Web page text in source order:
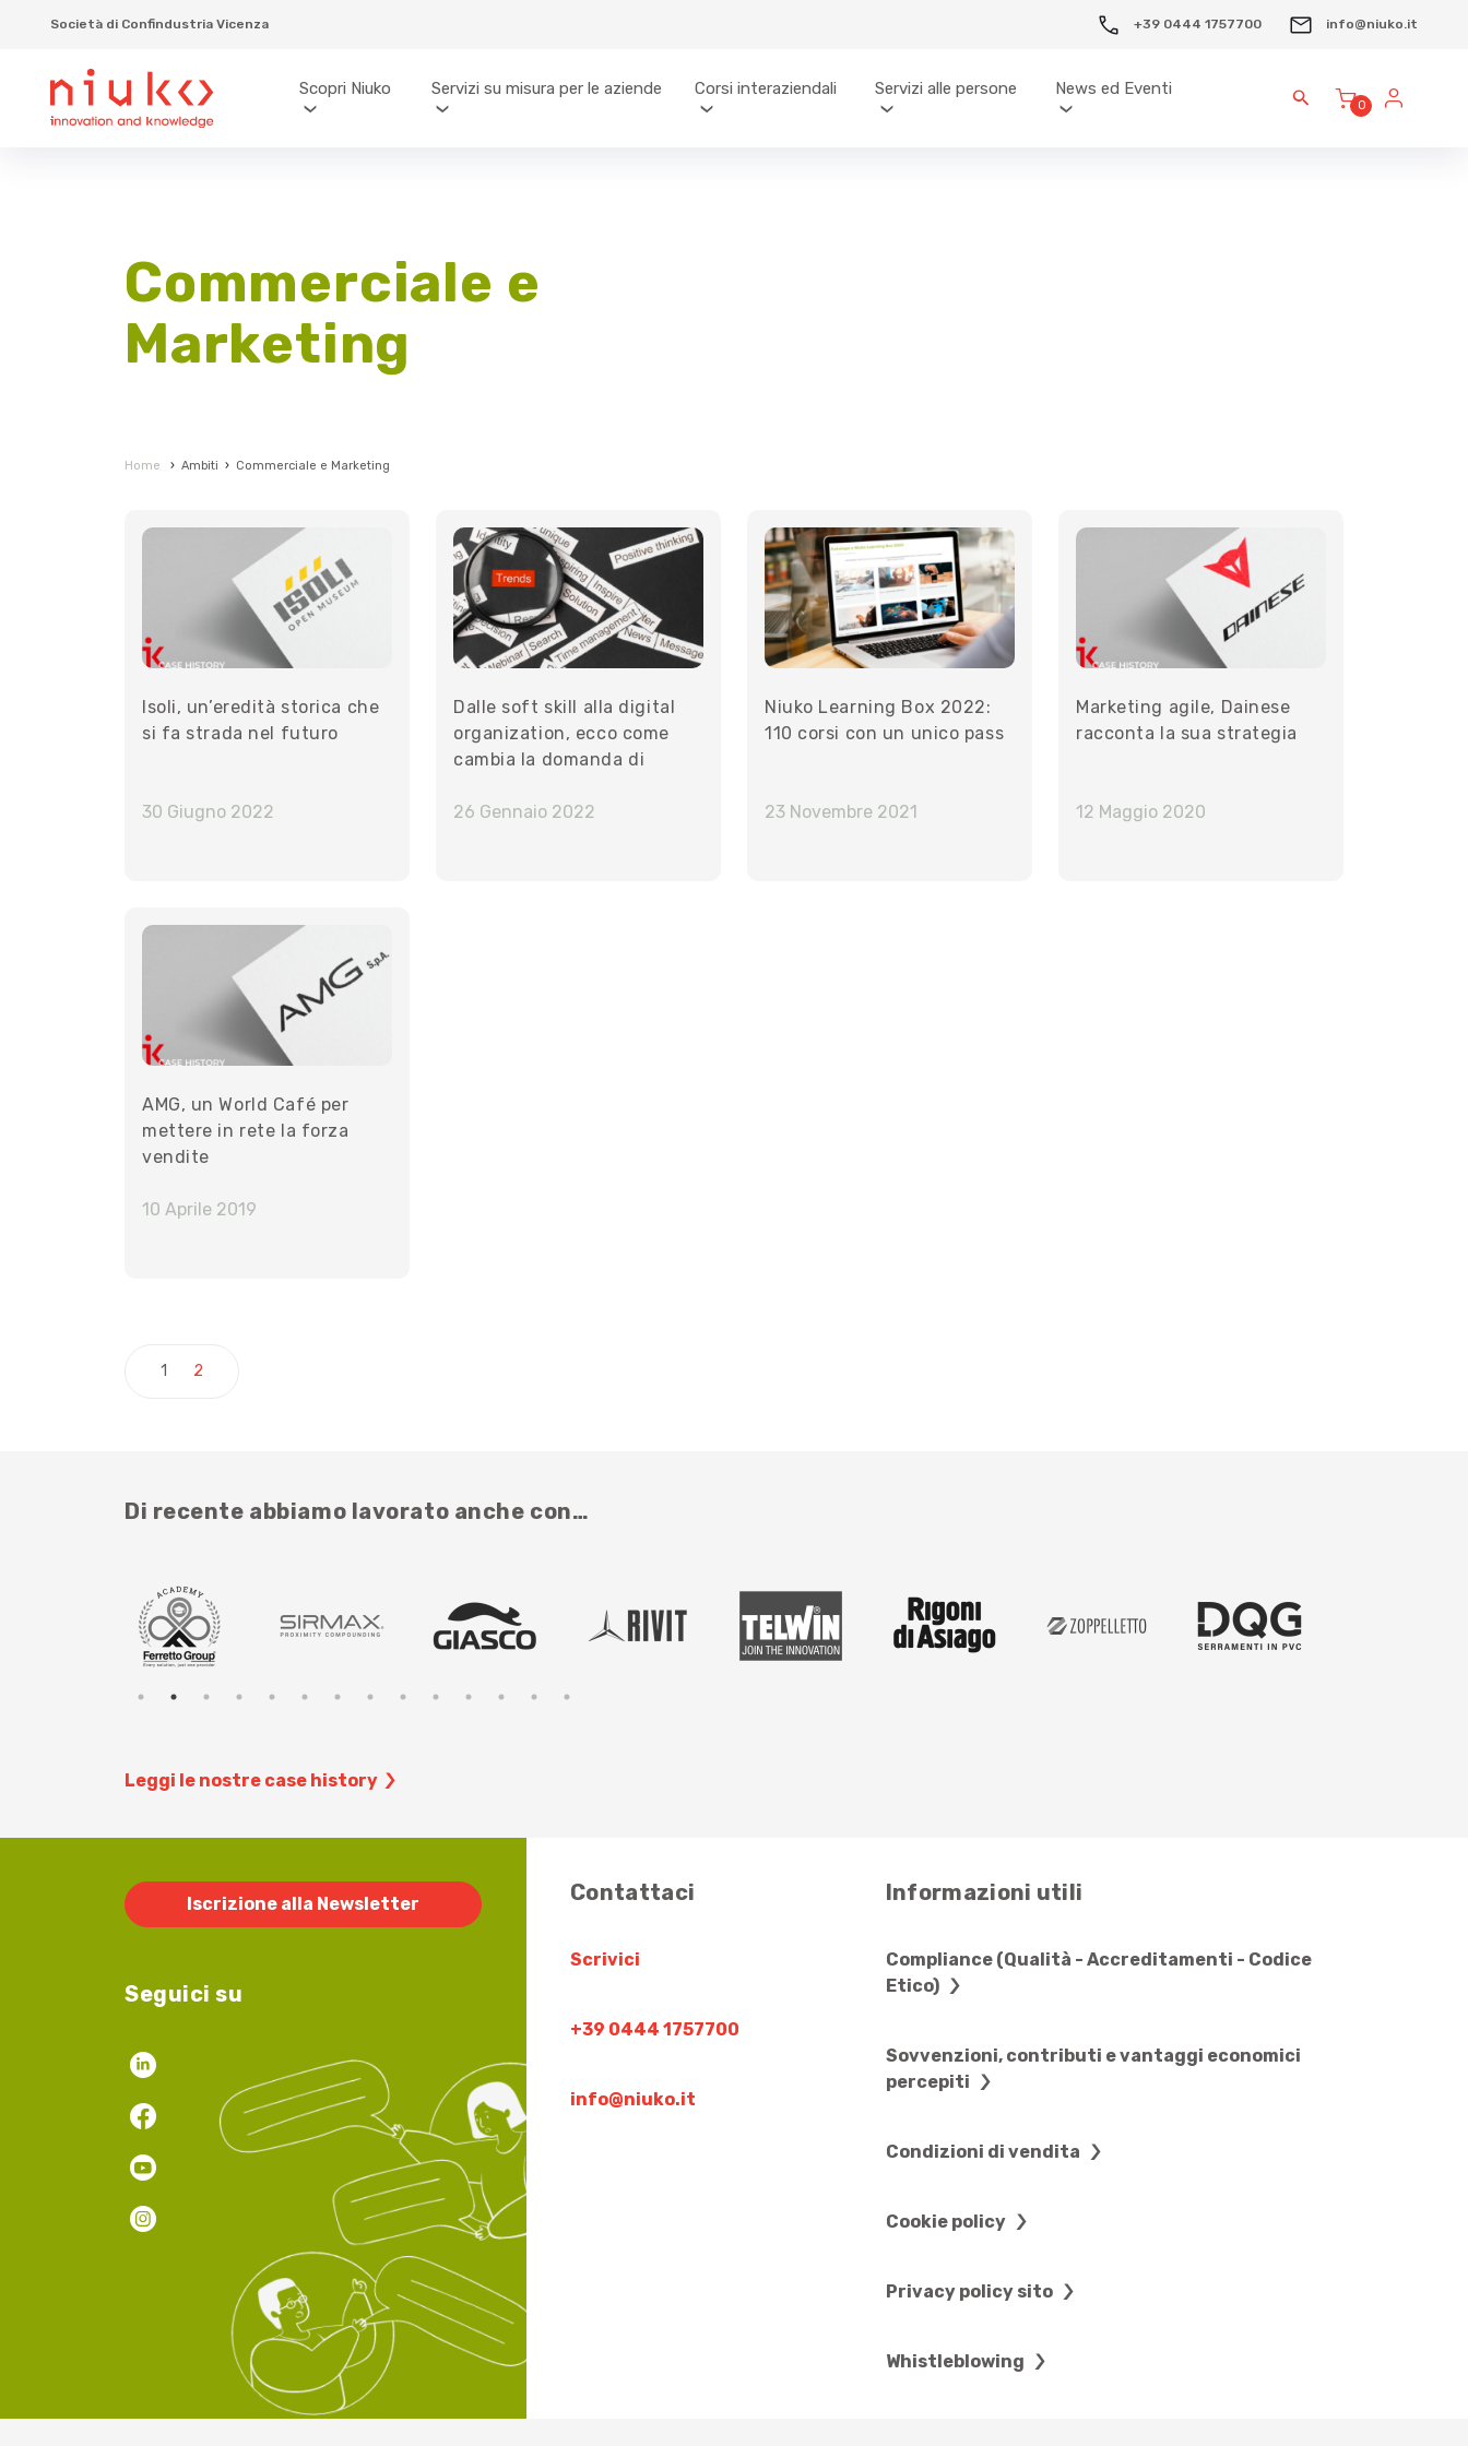
Società di Confindustria Vicenza +39 0444 1757700 info@niuko.it
0
Scopri Niuko Servizi su misura per le aziende Corsi interaziendali Servizi alle persone News ed Eventi
Commerciale e
Marketing
Home › Ambiti › Commerciale e Marketing
Isoli, un’eredità storica che
si fa strada nel futuro
30 Giugno 2022
Dalle soft skill alla digital
organization, ecco come
cambia la domanda di
26 Gennaio 2022
Niuko Learning Box 2022:
110 corsi con un unico pass
23 Novembre 2021
Marketing agile, Dainese
racconta la sua strategia
12 Maggio 2020
AMG, un World Café per
mettere in rete la forza
vendite
10 Aprile 2019
Paginazione degli articoli
1 2
Di recente abbiamo lavorato anche con…
Leggi le nostre case history
Iscrizione alla Newsletter
Seguici su
Contattaci
Scrivici
+39 0444 1757700
info@niuko.it
Informazioni utili
Compliance (Qualità - Accreditamenti - Codice
Etico)
Sovvenzioni, contributi e vantaggi economici
percepiti
Condizioni di vendita
Cookie policy
Privacy policy sito
Whistleblowing